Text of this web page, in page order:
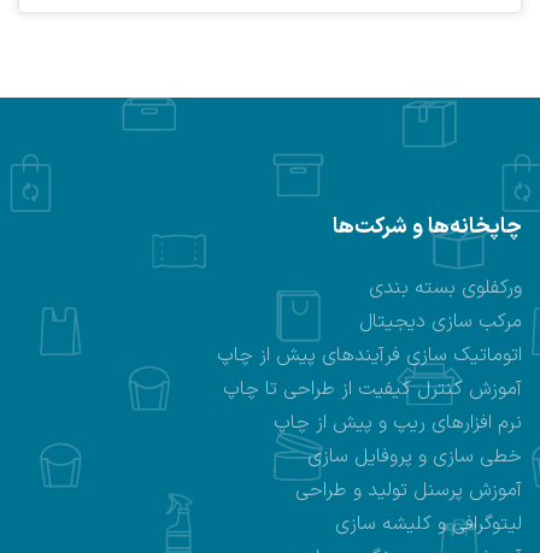
چاپخانه‌ها و شرکت‌ها
ورکفلوی بسته بندی
مرکب سازی دیجیتال
اتوماتیک سازی فرآیندهای پیش از چاپ
آموزش کنترل کیفیت از طراحی تا چاپ
نرم افزارهای ریپ و پیش از چاپ
خطی سازی و پروفایل سازی
آموزش پرسنل تولید و طراحی
لیتوگرافی و کلیشه سازی